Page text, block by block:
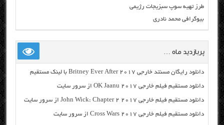
طرز تهیه سوپ سبزیجات رژیمی
بیوگرافی محمد نادری
پربازدید ماه …
دانلود رایگان مسنتد خارجی Britney Ever After 2017 با لینک مستقیم
دانلود مستقیم فیلم خارجی OK Jaanu 2017 از سرور سایت
دانلود مستقیم فیلم خارجی John Wick: Chapter 2 2017 از سرور سایت
دانلود مستقیم فیلم خارجی Cross Wars 2017 از سرور سایت